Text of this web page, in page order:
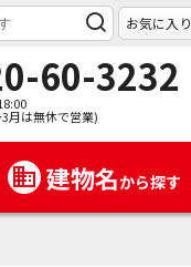
お気に入り
60-3232
月は無休で営業)
建物名から探す